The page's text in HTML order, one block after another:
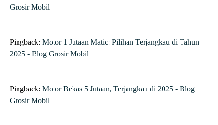
Grosir Mobil
Pingback: Motor 1 Jutaan Matic: Pilihan Terjangkau di Tahun
2025 - Blog Grosir Mobil
Pingback: Motor Bekas 5 Jutaan, Terjangkau di 2025 - Blog
Grosir Mobil